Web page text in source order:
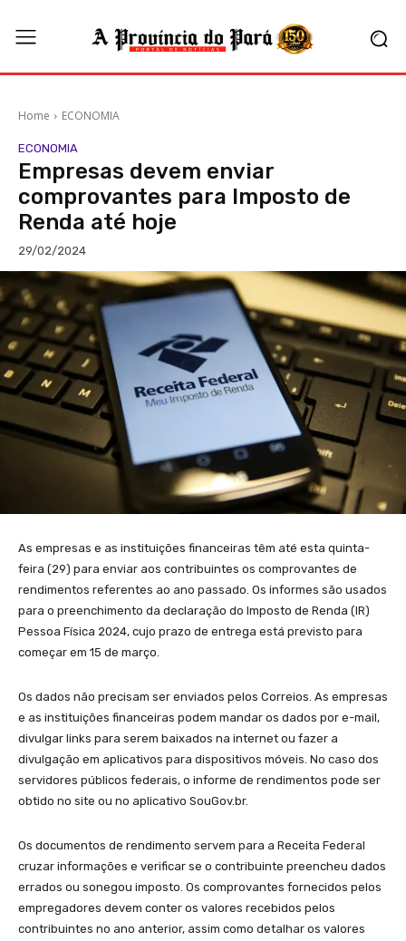
Home ECONOMIA
ECONOMIA
Empresas devem enviar
comprovantes para Imposto de
Renda até hoje
29/02/2024
As empresas e as instituições financeiras têm até esta quinta-
feira (29) para enviar aos contribuintes os comprovantes de
rendimentos referentes ao ano passado. Os informes são usados
para o preenchimento da declaração do Imposto de Renda (IR)
Pessoa Física 2024, cujo prazo de entrega está previsto para
começar em 15 de março.
Os dados não precisam ser enviados pelos Correios. As empresas
e as instituições financeiras podem mandar os dados por e-mail,
divulgar links para serem baixados na internet ou fazer a
divulgação em aplicativos para dispositivos móveis. No caso dos
servidores públicos federais, o informe de rendimentos pode ser
obtido no site ou no aplicativo SouGov.br.
Os documentos de rendimento servem para a Receita Federal
cruzar informações e verificar se o contribuinte preencheu dados
errados ou sonegou imposto. Os comprovantes fornecidos pelos
empregadores devem conter os valores recebidos pelos
contribuintes no ano anterior, assim como detalhar os valores